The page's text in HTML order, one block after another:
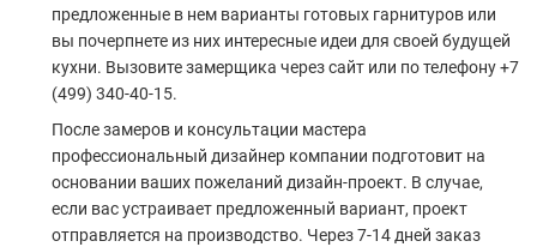
предложенные в нем варианты готовых гарнитуров или
вы почерпнете из них интересные идеи для своей будущей
кухни. Вызовите замерщика через сайт или по телефону +7
(499) 340-40-15.
После замеров и консультации мастера
профессиональный дизайнер компании подготовит на
основании ваших пожеланий дизайн-проект. В случае,
если вас устраивает предложенный вариант, проект
отправляется на производство. Через 7-14 дней заказ